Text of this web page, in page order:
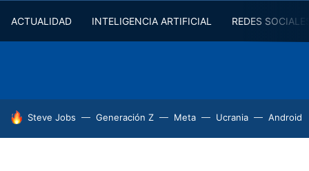
ACTUALIDAD INTELIGENCIA ARTIFICIAL REDES
HOY SE HABLA DE
Steve Jobs Generación Z Meta Ucrania Android